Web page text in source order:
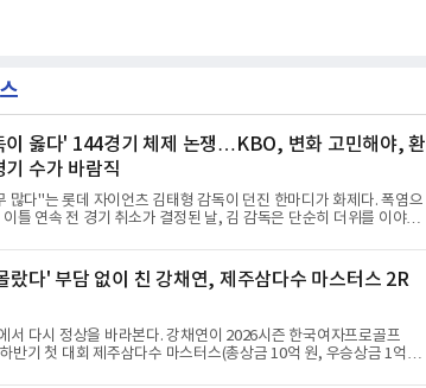
이 옳다' 144경기 체제 논쟁…KBO, 변화 고민해야, 환
기 수가 바람직
많다"는 롯데 자이언츠 김태형 감독이 던진 한마디가 화제다. 폭염으
틀 연속 전 경기 취소가 결정된 날, 김 감독은 단순히 더위를 이야기
한지 질문을 던졌다.물론 144경기가 세계적으로 특별히 많은 숫자
리그는 팀당 162경기, 일본프로야구도 143~144경기를 치른다. 숫
KBO가 유난히 혹사 구조라고 말하기 어렵다.하지만 중요한 것은 숫자
다. 한국의 여름은 달라지고 있다. 과거와 비교하기 어려울 정도로 폭
해지고 있다. 여기에 장마, 이
랐다' 부담 없이 친 강채연, 제주삼다수 마스터스 2R
서 다시 정상을 바라본다. 강채연이 2026시즌 한국여자프로골프
반기 첫 대회 제주삼다수 마스터스(총상금 10억 원, 우승상금 1억